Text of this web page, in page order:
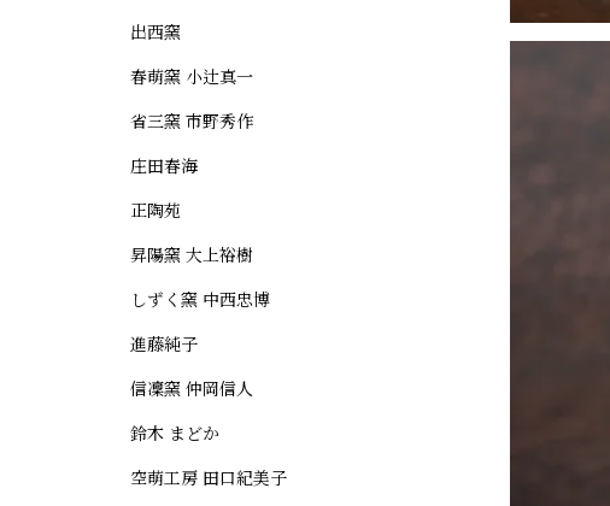
出西窯
春萌窯 小辻真一
省三窯 市野秀作
庄田春海
正陶苑
昇陽窯 大上裕樹
しずく窯 中西忠博
進藤純子
信凜窯 仲岡信人
鈴木 まどか
空萌工房 田口紀美子